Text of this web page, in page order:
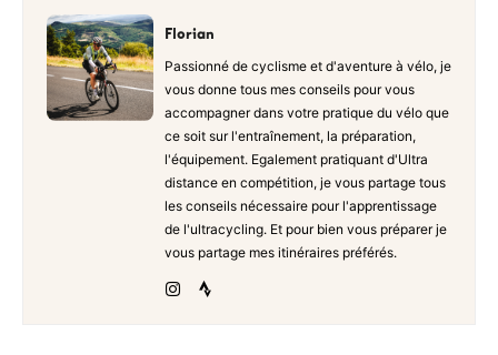
Florian
Passionné de cyclisme et d'aventure à vélo, je
vous donne tous mes conseils pour vous
accompagner dans votre pratique du vélo que
ce soit sur l'entraînement, la préparation,
l'équipement. Egalement pratiquant d'Ultra
distance en compétition, je vous partage tous
les conseils nécessaire pour l'apprentissage
de l'ultracycling. Et pour bien vous préparer je
vous partage mes itinéraires préférés.